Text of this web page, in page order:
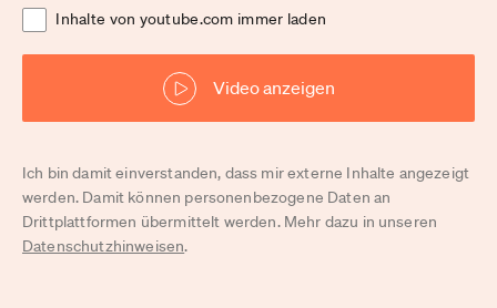
Inhalte von youtube.com immer laden
Video anzeigen
Ich bin damit einverstanden, dass mir externe Inhalte angezeigt
werden. Damit können personenbezogene Daten an
Drittplattformen übermittelt werden. Mehr dazu in unseren
Datenschutzhinweisen.